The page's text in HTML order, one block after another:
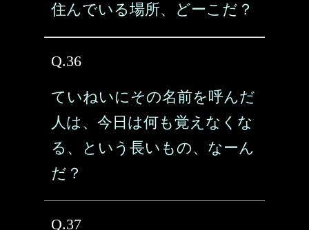
住んでいる場所、どーこだ？
Q.36
ていねいにその名前を呼んだ
人は、今日は何も覚えなくな
る、という長いもの、なーん
だ？
Q.37